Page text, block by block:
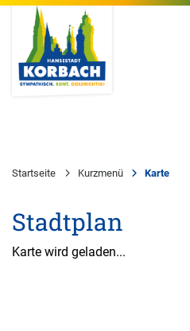
Startseite Kurzmenü Karte
Stadtplan
Karte wird geladen...